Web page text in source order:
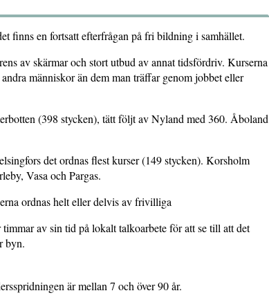
finns en fortsatt efterfrågan på fri bildning i samhället.
av skärmar och stort utbud av annat tidsfördriv. Kurserna
människor än dem man träffar genom jobbet eller
(398 stycken), tätt följt av Nyland med 360. Åboland
det ordnas flest kurser (149 stycken). Korsholm
Vasa och Pargas.
ordnas helt eller delvis av frivilliga
av sin tid på lokalt talkoarbete för att se till att det
byn.
är mellan 7 och över 90 år.